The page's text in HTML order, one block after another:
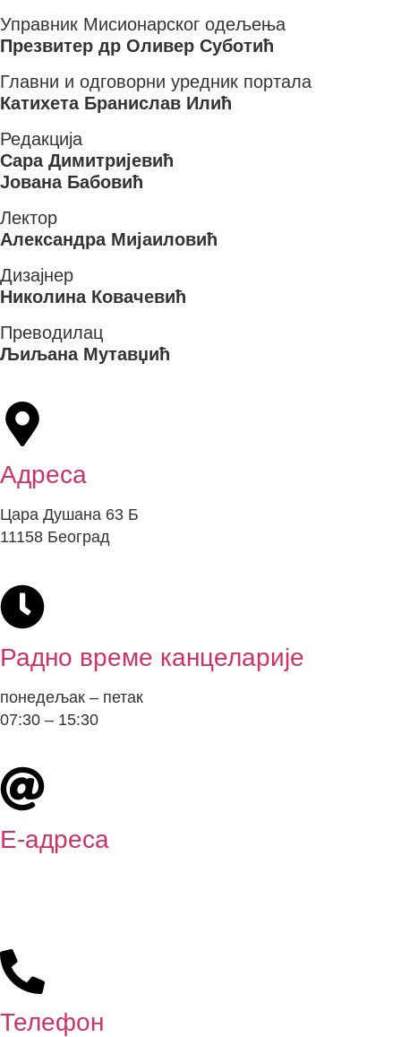
Управник Мисионарског одељења
Презвитер др Оливер Суботић
Главни и одговорни уредник портала
Катихета Бранислав Илић
Редакција
Сара Димитријевић
Јована Бабовић
Лектор
Александра Мијаиловић
Дизајнер
Николина Ковачевић
Преводилац
Љиљана Мутавџић
Адреса
Цара Душана 63 Б
11158 Београд
Радно време канцеларије
понедељак – петак
07:30 – 15:30
Е-адреса
Телефон